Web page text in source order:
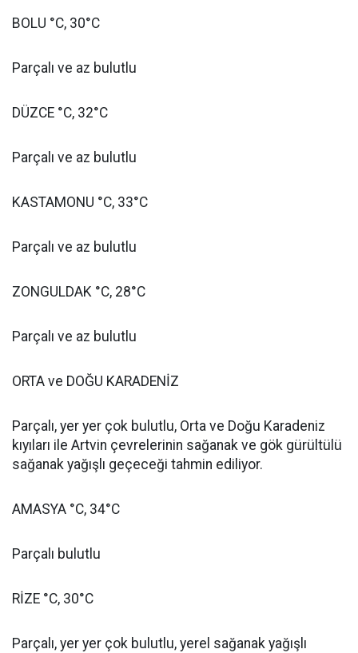
BOLU °C, 30°C
Parçalı ve az bulutlu
DÜZCE °C, 32°C
Parçalı ve az bulutlu
KASTAMONU °C, 33°C
Parçalı ve az bulutlu
ZONGULDAK °C, 28°C
Parçalı ve az bulutlu
ORTA ve DOĞU KARADENİZ
Parçalı, yer yer çok bulutlu, Orta ve Doğu Karadeniz
kıyıları ile Artvin çevrelerinin sağanak ve gök gürültülü
sağanak yağışlı geçeceği tahmin ediliyor.
AMASYA °C, 34°C
Parçalı bulutlu
RİZE °C, 30°C
Parçalı, yer yer çok bulutlu, yerel sağanak yağışlı